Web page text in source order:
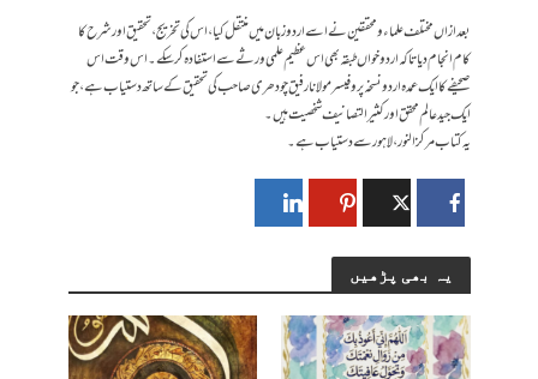
بعد ازاں مختلف علماء و محققین نے اسے اردو زبان میں منتقل کیا، اس کی تخریج، تحقیق اور شرح کا
کام انجام دیا تاکہ اردو خواں طبقہ بھی اس عظیم علمی ورثے سے استفادہ کرسکے۔ اس وقت اس
صحیفے کا ایک عمدہ اردو نسخہ پروفیسر مولانا رفیق چودھری صاحب کی تحقیق کے ساتھ دستیاب ہے، جو
ایک جید عالم محقق اور کثیر التصانیف شخصیت ہیں۔
یہ کتاب مرکز النور، لاہور سے دستیاب ہے۔
یہ بھی پڑھیں